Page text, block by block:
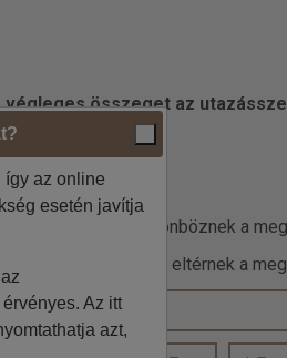
összeget az
az 1. utas adatai különböznek a
a számlázási adatok eltérnek a
az online
esetén javítja
Az itt
azt,